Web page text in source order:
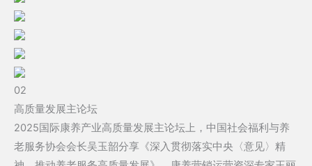
02
高质量发展主论坛
2025国际康养产业高质量发展主论坛上，中国社会福利与养
老服务协会会长吴玉韶分享《深入贯彻落实中央〈意见〉精